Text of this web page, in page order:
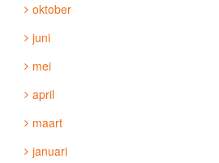
oktober
juni
mei
april
maart
januari